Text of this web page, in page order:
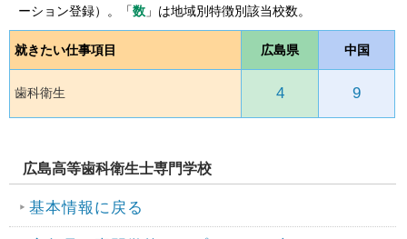
ーション登録）。「数 」は地域別特徴別該当校数。
就きたい仕事項目 広島県 中国
歯科衛生 4 9
広島高等歯科衛生士専門学校
基本情報に戻る